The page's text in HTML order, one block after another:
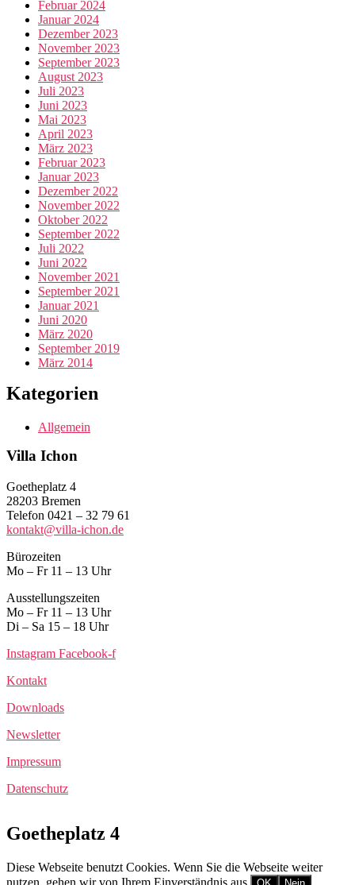
Februar 2024
Januar 2024
Dezember 2023
November 2023
September 2023
August 2023
Juli 2023
Juni 2023
Mai 2023
April 2023
März 2023
Februar 2023
Januar 2023
Dezember 2022
November 2022
Oktober 2022
September 2022
Juli 2022
Juni 2022
November 2021
September 2021
Januar 2021
Juni 2020
März 2020
September 2019
März 2014
Kategorien
Allgemein
Villa Ichon
Goetheplatz 4
28203 Bremen
Telefon 0421 – 32 79 61
kontakt@villa-ichon.de
Bürozeiten
Mo – Fr 11 – 13 Uhr
Ausstellungszeiten
Mo – Fr 11 – 13 Uhr
Di – Sa 15 – 18 Uhr
Instagram Facebook-f
Kontakt
Downloads
Newsletter
Impressum
Datenschutz
Goetheplatz 4
Diese Webseite benutzt Cookies. Wenn Sie die Webseite weiter
nutzen, gehen wir von Ihrem Einverständnis aus.